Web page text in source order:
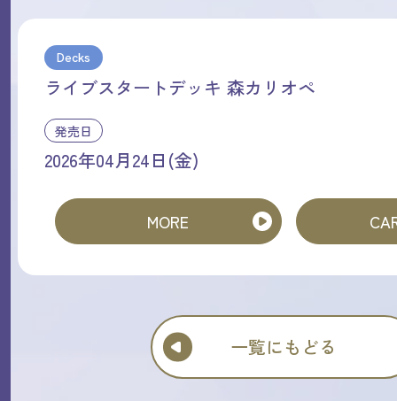
Decks
ライブスタートデッキ 森カリオペ
発売日
2026年04月24日(金)
MORE
一覧にもどる